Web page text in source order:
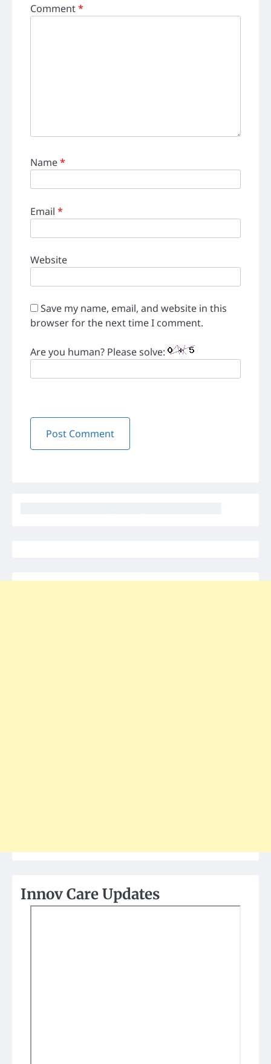
Comment*
Name*
Email *
Website
Save my name, email, and website in this
browser for the next time I comment.
Are you human? Please solve:
Innov Care Updates